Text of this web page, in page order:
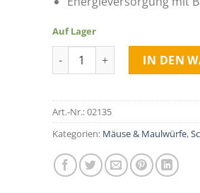
Auf Lager
Wühlmaus & MaulwurfIN DEN
Art.-Nr.:02135
Kategorien: Mäuse & Maulwürfe,